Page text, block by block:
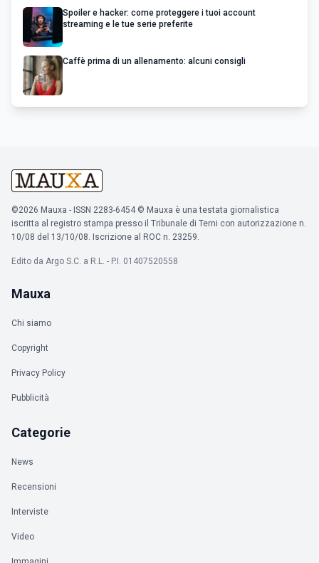
Spoiler e hacker: come proteggere i tuoi account
streaming e le tue serie preferite
Caffè prima di un allenamento: alcuni consigli
©2026 Mauxa - ISSN 2283-6454 © Mauxa è una testata giornalistica
iscritta al registro stampa presso il Tribunale di Terni con autorizzazione n.
10/08 del 13/10/08. Iscrizione al ROC n. 23259.
Edito da Argo S.C. a R.L. - P.I. 01407520558
Mauxa
Chi siamo
Copyright
Privacy Policy
Pubblicità
Categorie
News
Recensioni
Interviste
Video